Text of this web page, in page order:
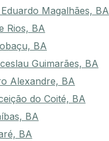
Magalhães, BA
Rios, BA
BA
Guimarães, BA
Alexandre, BA
do Coité, BA
BA
BA